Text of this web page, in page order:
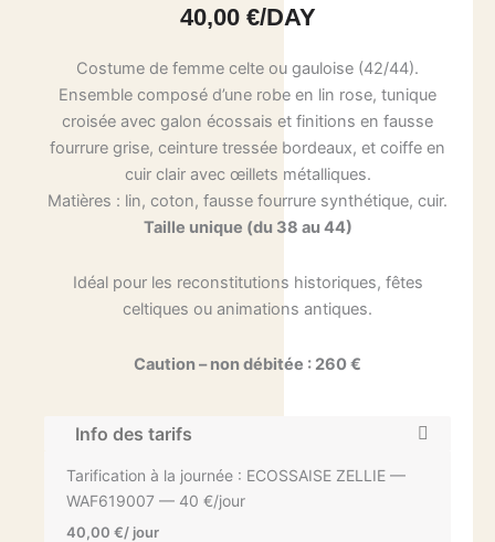
40,00 €/DAY
Costume de femme celte ou gauloise (42/44).
Ensemble composé d’une robe en lin rose, tunique
croisée avec galon écossais et finitions en fausse
fourrure grise, ceinture tressée bordeaux, et coiffe en
cuir clair avec œillets métalliques.
Matières : lin, coton, fausse fourrure synthétique, cuir.
Taille unique (du 38 au 44)
Idéal pour les reconstitutions historiques, fêtes
celtiques ou animations antiques.
Caution – non débitée : 260 €
Info des tarifs
Tarification à la journée : ECOSSAISE ZELLIE —
WAF619007 — 40 €/jour
40,00 €/ jour